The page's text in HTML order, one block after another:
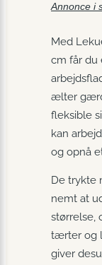
Annonce i
Med
cm får du
ælter
fleksible
kan
og opnå
De trykte
nemt at
størrelse,
tærter og
giver